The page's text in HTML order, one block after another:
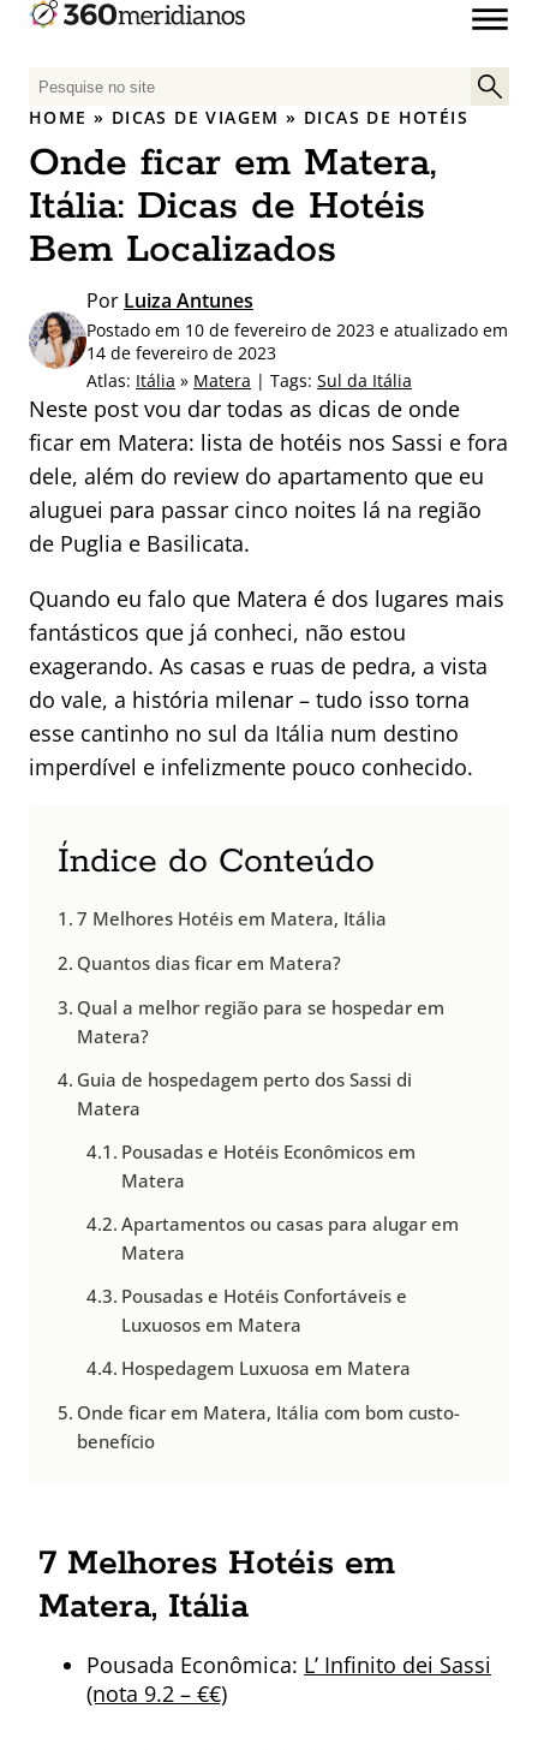
P
e
q
u
i
s
p
o
r
:
HOME » DICAS DE VIAGEM » DICAS DE HOTÉIS
Onde ficar em Matera,
Itália: Dicas de Hotéis
Bem Localizados
Por Luiza Antunes
Postado em 10 de fevereiro de 2023 e atualizado em
14 de fevereiro de 2023
Atlas: Itália » Matera | Tags: Sul da Itália
Neste post vou dar todas as dicas de onde
ficar em Matera: lista de hotéis nos Sassi e fora
dele, além do review do apartamento que eu
aluguei para passar cinco noites lá na região
de Puglia e Basilicata.
Quando eu falo que Matera é dos lugares mais
fantásticos que já conheci, não estou
exagerando. As casas e ruas de pedra, a vista
do vale, a história milenar – tudo isso torna
esse cantinho no sul da Itália num destino
imperdível e infelizmente pouco conhecido.
Índice do Conteúdo
7 Melhores Hotéis em Matera, Itália
Quantos dias ficar em Matera?
Qual a melhor região para se hospedar em
Matera?
Guia de hospedagem perto dos Sassi di
Matera
Pousadas e Hotéis Econômicos em
Matera
Apartamentos ou casas para alugar em
Matera
Pousadas e Hotéis Confortáveis e
Luxuosos em Matera
Hospedagem Luxuosa em Matera
Onde ficar em Matera, Itália com bom custo-
benefício
7 Melhores Hotéis em
Matera, Itália
Pousada Econômica: L’ Infinito dei Sassi
(nota 9.2 – €€)